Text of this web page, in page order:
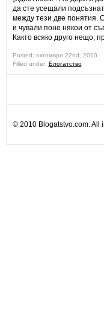
да сте усещали
между тези две понятия.
и чували поне някои от
Както всяко друго нещо,
Posted: октомври 22nd, 2010 ˑ
Filled under: Блогатство
© 2010 Blogatstvo.com. All